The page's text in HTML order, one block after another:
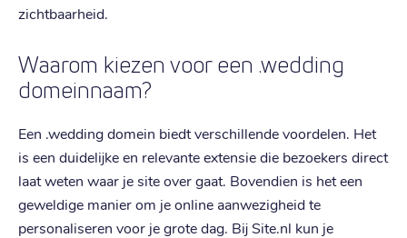
zichtbaarheid.
Waarom kiezen voor een .wedding
domeinnaam?
Een .wedding domein biedt verschillende voordelen. Het
is een duidelijke en relevante extensie die bezoekers direct
laat weten waar je site over gaat. Bovendien is het een
geweldige manier om je online aanwezigheid te
personaliseren voor je grote dag. Bij Site.nl kun je